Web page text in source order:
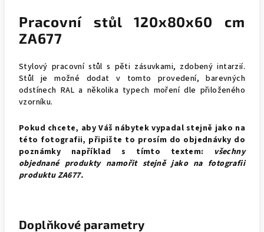
Pracovní stůl 120x80x60 cm
ZA677
Stylový pracovní stůl s pěti zásuvkami, zdobený intarzií.
Stůl je možné dodat v tomto provedení, barevných
odstínech RAL a několika typech moření dle přiloženého
vzorníku.
Pokud chcete, aby Váš nábytek vypadal stejně jako na
této fotografii, připište to prosím do objednávky do
poznámky například s tímto textem: všechny
objednané produkty namořit stejně jako na fotografii
produktuZA677.
Doplňkové parametry